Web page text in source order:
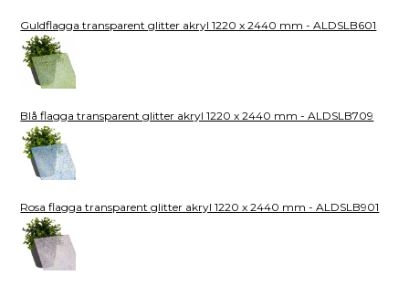
Guldflagga transparent glitter akryl 1220 x 2440 mm - ALDSLB601
Blå flagga transparent glitter akryl 1220 x 2440 mm - ALDSLB709
Rosa flagga transparent glitter akryl 1220 x 2440 mm - ALDSLB901